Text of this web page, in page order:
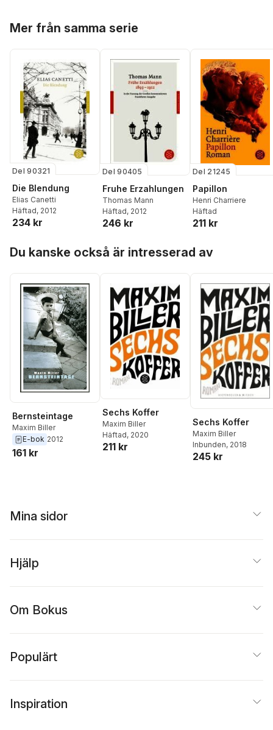
Mer från samma serie
Del 90321
Die Blendung
Elias Canetti
Häftad, 2012
234 kr
Del 90405
Fruhe Erzahlungen
Thomas Mann
Häftad, 2012
246 kr
Del 21245
Papillon
Henri Charriere
Häftad
211 kr
Du kanske också är intresserad av
Bernsteintage
Maxim Biller
E-bok 2012
161 kr
Sechs Koffer
Maxim Biller
Häftad, 2020
211 kr
Sechs Koffer
Maxim Biller
Inbunden, 2018
245 kr
Mina sidor
Hjälp
Om Bokus
Populärt
Inspiration